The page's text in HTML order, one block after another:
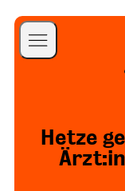
Blog
Hetze
A
a